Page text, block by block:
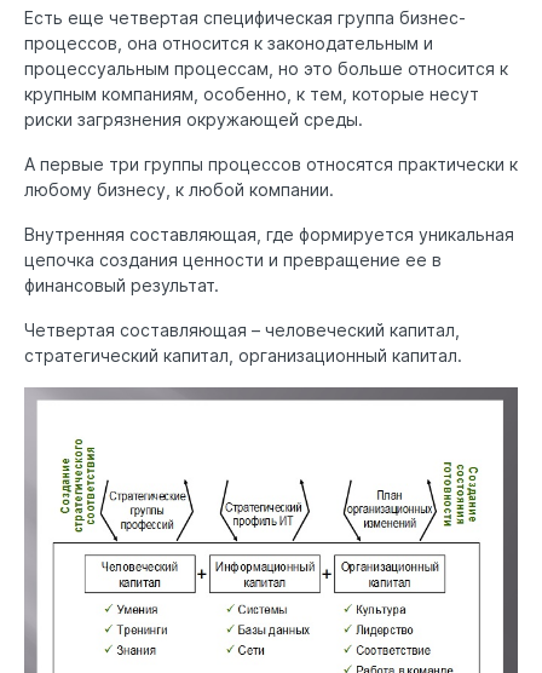
Есть еще четвертая специфическая группа бизнес-
процессов, она относится к законодательным и
процессуальным процессам, но это больше относится к
крупным компаниям, особенно, к тем, которые несут
риски загрязнения окружающей среды.
А первые три группы процессов относятся практически к
любому бизнесу, к любой компании.
Внутренняя составляющая, где формируется уникальная
цепочка создания ценности и превращение ее в
финансовый результат.
Четвертая составляющая – человеческий капитал,
стратегический капитал, организационный капитал.